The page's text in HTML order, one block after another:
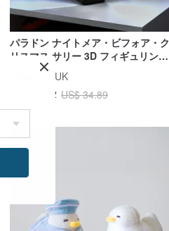
パラドン ナイトメア・ビフォア・ク
リスマス サリー 3D フィギュリンラ
Paladone UK
US$ 27.92 US$ 34.89